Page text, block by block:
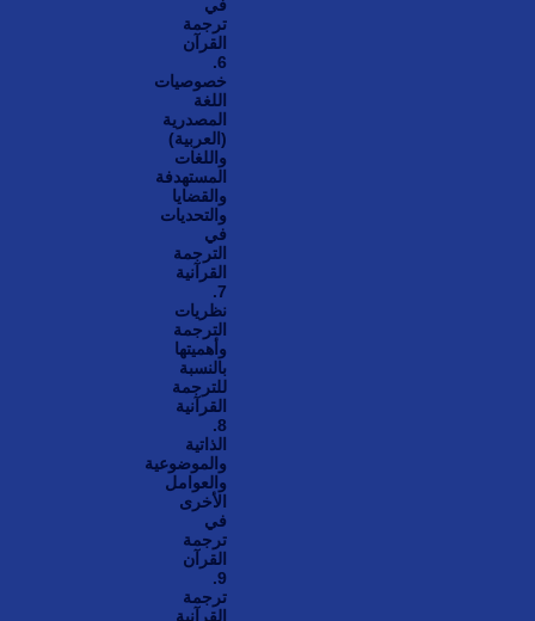
في
ترجمة
القرآن
6.
خصوصيات
اللغة
المصدرية
(العربية)
واللغات
المستهدفة
والقضايا
والتحديات
في
الترجمة
القرآنية
7.
نظريات
الترجمة
وأهميتها
بالنسبة
للترجمة
القرآنية
8.
الذاتية
والموضوعية
والعوامل
الأخرى
في
ترجمة
القرآن
9.
ترجمة
القرآنية